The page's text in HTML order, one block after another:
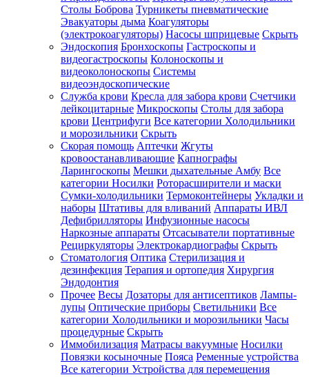
Столы Боброва Турникеты пневматические
Эвакуаторы дыма Коагуляторы
(электрокоагуляторы) Насосы шприцевые Скрыть
Эндоскопия Бронхоскопы Гастроскопы и
видеогастроскопы Колоноскопы и
видеоколоноскопы Системы
видеоэндоскопические
Служба крови Кресла для забора крови Счетчики
лейкоцитарные Микроскопы Столы для забора
крови Центрифуги Все категории Холодильники
и морозильники Скрыть
Скорая помощь Аптечки Жгуты
кровоостанавливающие Капнографы
Ларингоскопы Мешки дыхательные Амбу Все
категории Носилки Роторасширители и маски
Сумки-холодильники Термоконтейнеры Укладки и
наборы Штативы для вливаний Аппараты ИВЛ
Дефибрилляторы Инфузионные насосы
Наркозные аппараты Отсасыватели портативные
Рециркуляторы Электрокардиографы Скрыть
Стоматология Оптика Стерилизация и
дезинфекция Терапия и ортопедия Хирургия
Эндодонтия
Прочее Весы Дозаторы для антисептиков Лампы-
лупы Оптические приборы Светильники Все
категории Холодильники и морозильники Часы
процедурные Скрыть
Иммобилизация Матрасы вакуумные Носилки
Повязки косыночные Пояса Ременные устройства
Все категории Устройства для перемещения